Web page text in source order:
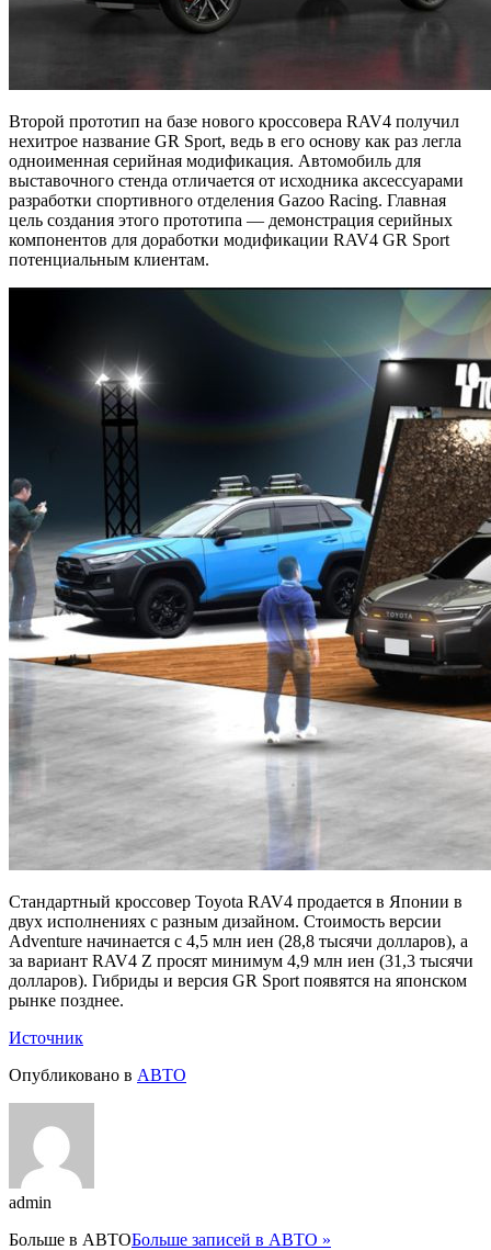
Второй прототип на базе нового кроссовера RAV4 получил
нехитрое название GR Sport, ведь в его основу как раз легла
одноименная серийная модификация. Автомобиль для
выставочного стенда отличается от исходника аксессуарами
разработки спортивного отделения Gazoo Racing. Главная
цель создания этого прототипа — демонстрация серийных
компонентов для доработки модификации RAV4 GR Sport
потенциальным клиентам.
Стандартный кроссовер Toyota RAV4 продается в Японии в
двух исполнениях с разным дизайном. Стоимость версии
Adventure начинается с 4,5 млн иен (28,8 тысячи долларов), а
за вариант RAV4 Z просят минимум 4,9 млн иен (31,3 тысячи
долларов). Гибриды и версия GR Sport появятся на японском
рынке позднее.
Источник
Опубликовано в АВТО
admin
Больше в АВТОБольше записей в АВТО »